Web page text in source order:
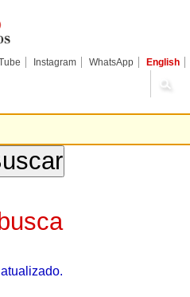
Instagram WhatsApp English